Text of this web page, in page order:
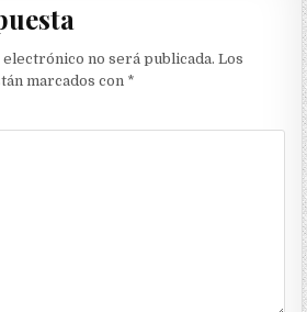
no será publicada. Los
marcados con *